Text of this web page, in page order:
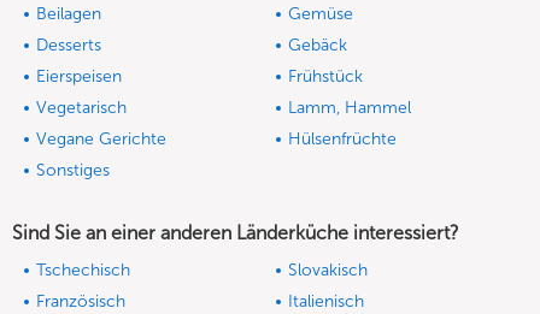
Beilagen
Gemüse
Desserts
Gebäck
Eierspeisen
Frühstück
Vegetarisch
Lamm, Hammel
Vegane Gerichte
Hülsenfrüchte
Sonstiges
Sind Sie an einer anderen Länderküche interessiert?
Tschechisch
Slovakisch
Französisch
Italienisch